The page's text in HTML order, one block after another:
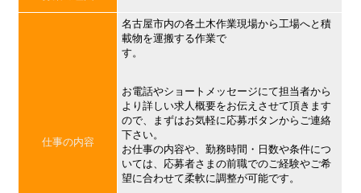
仕事の内容
名古屋市内の各土木作業現場から工場へと積
載物を運搬する作業で
す。
お電話やショートメッセージにて担当者から
より詳しい求人概要をお伝えさせて頂きます
ので、まずはお気軽に応募ボタンからご連絡
下さい。
お仕事の内容や、勤務時間・日数や条件につ
いては、応募者さまの前職でのご経験やご希
望に合わせて柔軟に調整が可能です。